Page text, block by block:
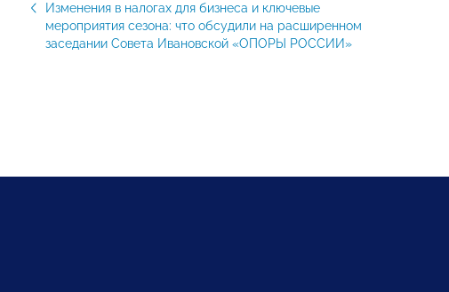
Изменения в налогах для бизнеса и ключевые
мероприятия сезона: что обсудили на расширенном
заседании Совета Ивановской «ОПОРЫ РОССИИ»